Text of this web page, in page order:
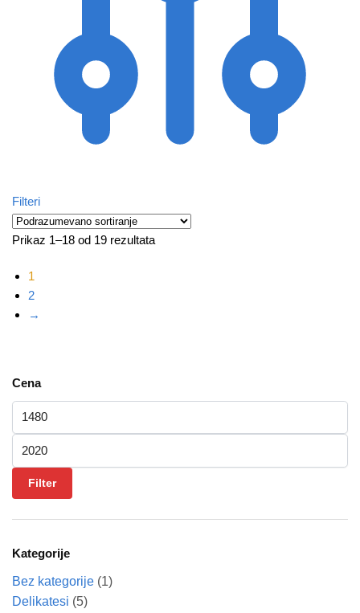
Filteri
Prikaz 1–18 od 19 rezultata
1
2
→
Cena
Minimalna cena
Maksimalna cena
Filter
Kategorije
Bez kategorije (1)
Delikatesi (5)